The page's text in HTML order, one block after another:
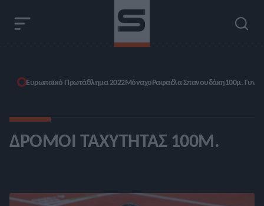
Ευρωπαϊκό Πρωτάθλημα 2022ΜόναχοΡαφαέλα Σπανουδάκη100μ.
ΔΡΌΜΟΙ ΤΑΧΎΤΗΤΑΣ 100Μ.